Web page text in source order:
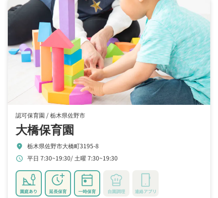
認可保育園 /栃木県佐野市
大橋保育園
location_on 栃木県佐野市大橋町3195-8
schedule 平日 7:30~19:30 土曜 7:30~19:30
園庭あり 延長保育 一時保育 自園調理 連絡アプリ